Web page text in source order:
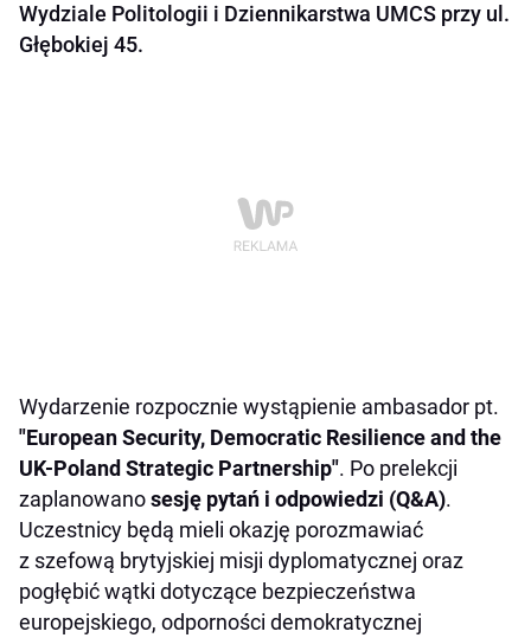
Wydziale Politologii i Dziennikarstwa UMCS przy ul.
Głębokiej 45.
Wydarzenie rozpocznie wystąpienie ambasador pt.
"European Security, Democratic Resilience and the
UK-Poland Strategic Partnership". Po prelekcji
zaplanowanosesję pytań i odpowiedzi (Q&A).
Uczestnicy będą mieli okazję porozmawiać
z szefową brytyjskiej misji dyplomatycznej oraz
pogłębić wątki dotyczące bezpieczeństwa
europejskiego, odporności demokratycznej